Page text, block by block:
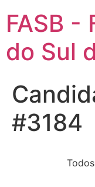
FASB -
do Sul
#3184